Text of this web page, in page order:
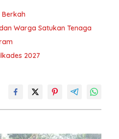
Berkah
Warga Satukan Tenaga
2027